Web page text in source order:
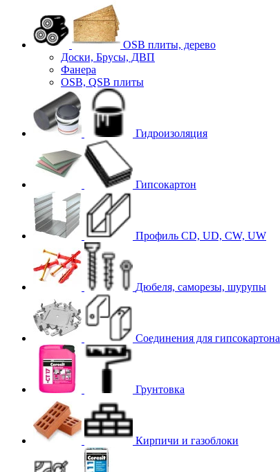
OSB плиты, дерево
Доски, Брусы, ДВП
Фанера
OSB, QSB плиты
Гидроизоляция
Гипсокартон
Профиль CD, UD, CW, UW
Дюбеля, саморезы, шурупы
Соединения для гипcокартона
Грунтовка
Кирпичи и газоблоки